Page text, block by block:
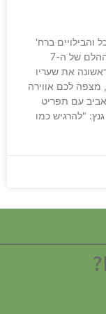
ברח'
השחם 36, הוקפא לתקופה של כחודשיים מההלם של ה-7
את שעריו
מצפה לכם אווירה
עם תפריט
"להרגיש כמו